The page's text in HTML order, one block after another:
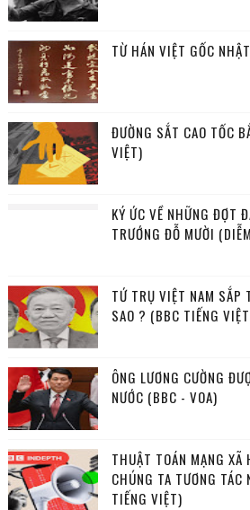
TỪ HÁN VIỆT GỐC NHẬT
ĐƯỜNG SẮT CAO TỐC
VIỆT)
KÝ ỨC VỀ NHỮNG ĐỢT
TRƯỚNG ĐỖ MƯỜI
TỨ TRỤ VIỆT NAM SẮP
SAO ? (BBC TIẾNG
ÔNG LƯƠNG CƯỜNG
NƯỚC (BBC - VOA)
THUẬT TOÁN MẠNG XÃ
CHÚNG TA TƯƠNG
TIẾNG VIỆT)